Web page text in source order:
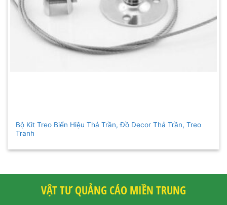
Bộ Kit Treo Biển Hiệu Thả Trần, Đồ Decor Thả Trần, Treo
Tranh
VẬT TƯ QUẢNG CÁO MIỀN TRUNG